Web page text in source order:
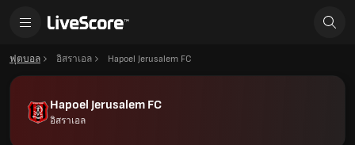
ฟุตบอล อิสราเอล Hapoel Jerusalem FC
Hapoel Jerusalem FC
อิสราเอล